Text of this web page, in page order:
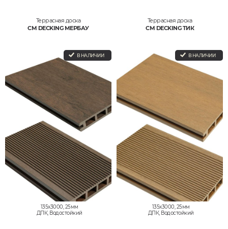
Террасная доска
CM DECKING МЕРБАУ
В НАЛИЧИИ
135x3000, 25мм
ДПК, Водостойкий
Террасная доска
CM DECKING ТИК
В НАЛИЧИИ
135x3000, 25мм
ДПК, Водостойкий